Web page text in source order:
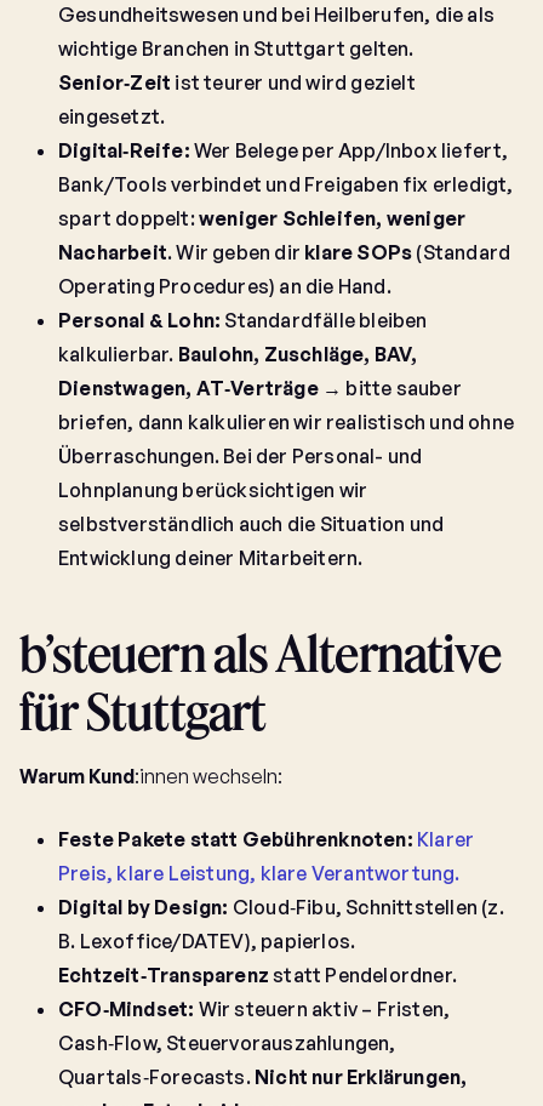
Gesundheitswesen und bei Heilberufen, die als
wichtige Branchen in Stuttgart gelten.
Senior‑Zeit ist teurer und wird gezielt
eingesetzt.
Digital‑Reife: Wer Belege per App/Inbox liefert,
Bank/Tools verbindet und Freigaben fix erledigt,
spart doppelt:weniger Schleifen, weniger
Nacharbeit. Wir geben dir klare SOPs (Standard
Operating Procedures) an die Hand.
Personal & Lohn: Standardfälle bleiben
kalkulierbar. Baulohn, Zuschläge, BAV,
Dienstwagen, AT‑Verträge→ bitte sauber
briefen, dann kalkulieren wir realistisch und ohne
Überraschungen. Bei der Personal- und
Lohnplanung berücksichtigen wir
selbstverständlich auch die Situation und
Entwicklung deiner Mitarbeitern.
b’steuern als Alternative
für Stuttgart
Warum Kund:innen wechseln:
Feste Pakete statt Gebührenknoten: Klarer
Preis, klare Leistung, klare Verantwortung.
Digital by Design: Cloud‑Fibu, Schnittstellen (z.
B. Lexoffice/DATEV), papierlos.
Echtzeit‑Transparenz statt Pendelordner.
CFO‑Mindset: Wir steuern aktiv – Fristen,
Cash‑Flow, Steuervorauszahlungen,
Quartals‑Forecasts. Nicht nur Erklärungen,